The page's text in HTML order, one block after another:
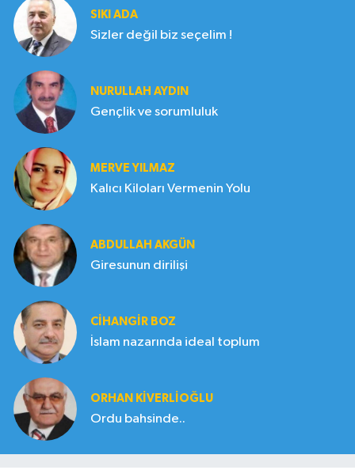
SIKI ADA
Sizler değil biz seçelim !
NURULLAH AYDIN
Gençlik ve sorumluluk
MERVE YILMAZ
Kalıcı Kiloları Vermenin Yolu
ABDULLAH AKGÜN
Giresunun dirilişi
CIHANGIR BOZ
İslam nazarında ideal toplum
ORHAN KIVERLIOĞLU
Ordu bahsinde..